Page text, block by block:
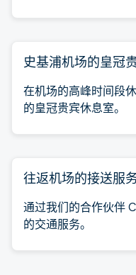
史基浦机场的皇冠
在机场的高峰时间段
的皇冠贵宾休息室。
往返机场的接送服
通过我们的合作伙伴
的交通服务。